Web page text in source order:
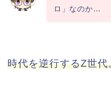
ロ」なのか…
時代を逆行するZ世代